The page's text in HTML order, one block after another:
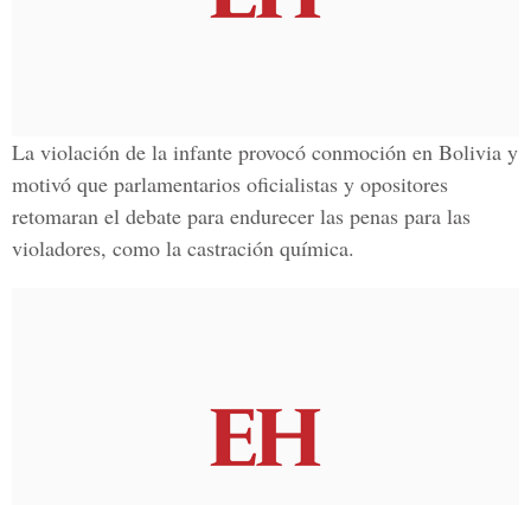
La violación de la infante provocó conmoción en Bolivia y
motivó que parlamentarios oficialistas y opositores
retomaran el debate para endurecer las penas para las
violadores, como la castración química.